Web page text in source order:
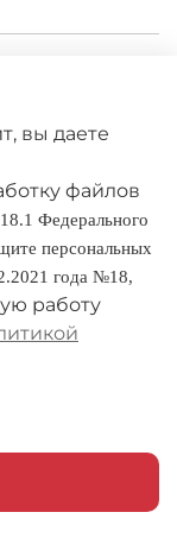
вы даете
файлов
Федерального
персональных
года №18,
работу